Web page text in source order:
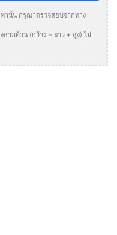
านั้น กรุณาตรวจสอบจากทาง
ามด้าน (กว้าง + ยาว + สูง) ไม่